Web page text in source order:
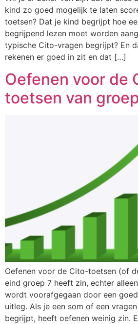
kind zo goed mogelijk te laten
toetsen? Dat je kind begrijpt hoe
begrijpend lezen moet worden
typische Cito-vragen begrijpt? En
rekenen er goed in zit en dat […]
Oefenen voor de
toetsen van
Oefenen voor de Cito-toetsen (of
eind groep 7 heeft zin, echter
wordt voorafgegaan door een
uitleg. Als je een som of een
begrijpt, heeft oefenen weinig zin.